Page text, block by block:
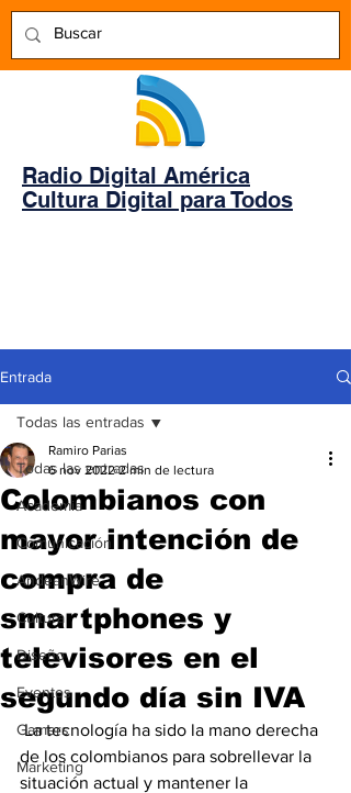
Radio Digital América
Cultura Digital para Todos
Entrada
Todas las entradas
Academia
Comunicación
AndeanWire
Cultura
Diseño
Eventos
Gamers
Marketing
Todas las entradas
Colombianos con
mayor intención de
compra de
smartphones y
televisores en el
segundo día sin IVA
Ramiro Parias
6 nov 2022 2 min de lectura
La tecnología ha sido la mano derecha
de los colombianos para sobrellevar la
situación actual y mantener la